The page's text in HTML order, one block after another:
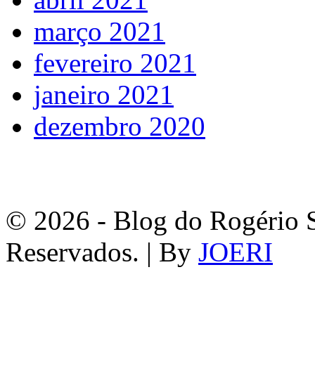
março 2021
fevereiro 2021
janeiro 2021
dezembro 2020
© 2026 - Blog do Rogério
Reservados. | By JOERI